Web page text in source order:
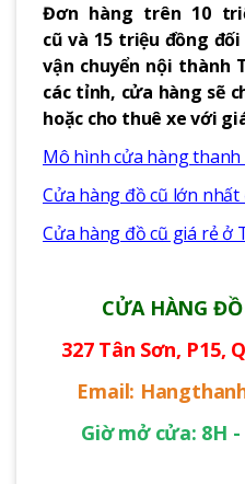
Đơn hàng trên 10
cũ và 15 triệu đồng
vận chuyển nội thành
các tỉnh, cửa hàng sẽ
hoặc cho thuê xe với
Mô hình cửa hàng thanh
Cửa hàng đồ cũ lớn nhất
Cửa hàng đồ cũ giá rẻ ở
CỬA HÀNG ĐỒ
327 Tân Sơn, P15,
Email:
Giờ mở cửa: 8H